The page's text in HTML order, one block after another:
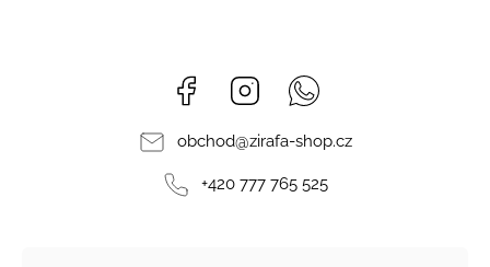
Facebook Instagram
obchod@zirafa-shop.cz
+420 777 765 525